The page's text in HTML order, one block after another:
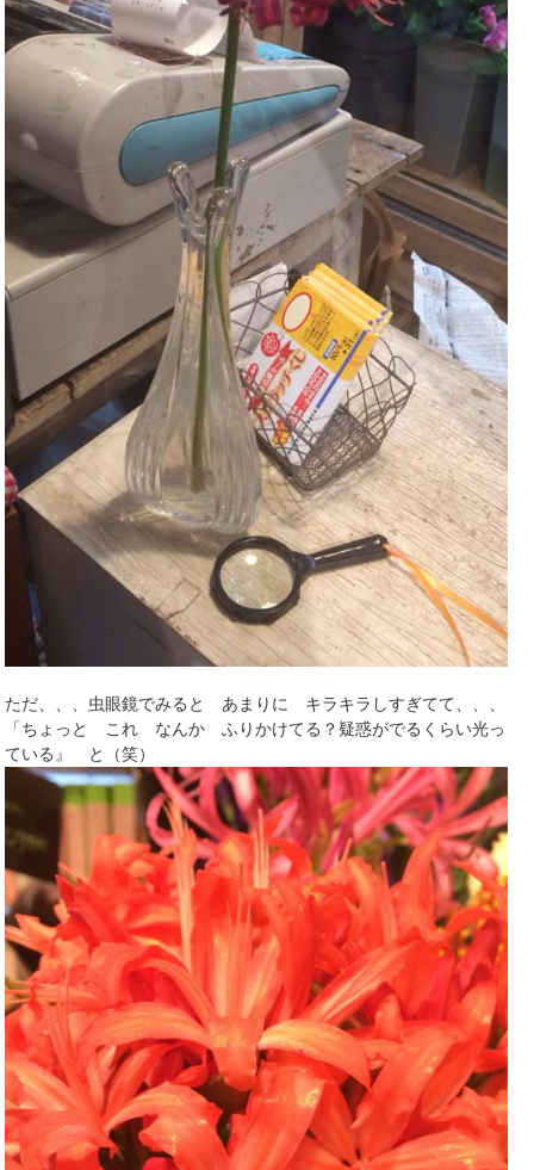
ただ、、、虫眼鏡でみると あまりに キラキラしすぎてて、、、
「ちょっと これ なんか ふりかけてる？疑惑がでるくらい光っ
ている』 と（笑）